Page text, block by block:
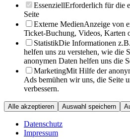
EssenziellErforderlich für die
Seite
Externe MedienAnzeige von
Ticket-Buchung, Videos, Karten
StatistikDie Informationen
helfen uns zu verstehen, wie die
anonymen Daten helfen uns die
MarketingMit Hilfe der
Ads bemühen wir uns, die Seite
verbessern.
Alle akzeptieren Auswahl speichern
Datenschutz
Impressum